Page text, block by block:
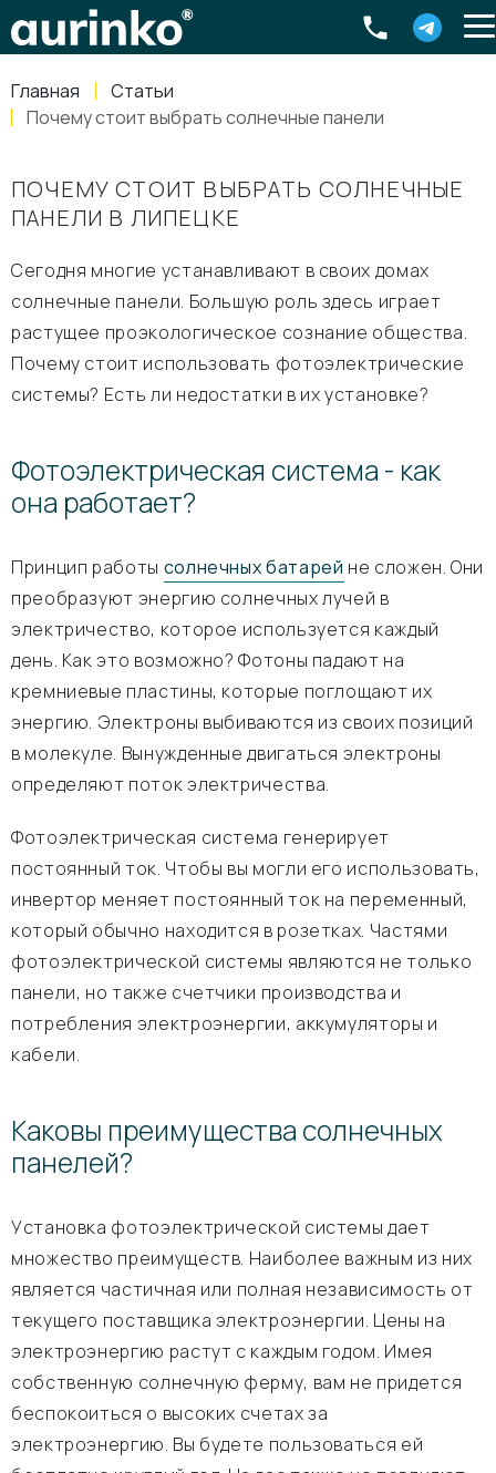
Главная
Статьи
Почему стоит выбрать солнечные панели
ПОЧЕМУ СТОИТ ВЫБРАТЬ СОЛНЕЧНЫЕ
ПАНЕЛИ В ЛИПЕЦКЕ
Сегодня многие устанавливают в своих домах
солнечные панели. Большую роль здесь играет
растущее проэкологическое сознание общества.
Почему стоит использовать фотоэлектрические
системы? Есть ли недостатки в их установке?
Фотоэлектрическая система - как
она работает?
Принцип работы солнечных батарей не сложен. Они
преобразуют энергию солнечных лучей в
электричество, которое используется каждый
день. Как это возможно? Фотоны падают на
кремниевые пластины, которые поглощают их
энергию. Электроны выбиваются из своих позиций
в молекуле. Вынужденные двигаться электроны
определяют поток электричества.
Фотоэлектрическая система генерирует
постоянный ток. Чтобы вы могли его использовать,
инвертор меняет постоянный ток на переменный,
который обычно находится в розетках. Частями
фотоэлектрической системы являются не только
панели, но также счетчики производства и
потребления электроэнергии, аккумуляторы и
кабели.
Каковы преимущества солнечных
панелей?
Установка фотоэлектрической системы дает
множество преимуществ. Наиболее важным из них
является частичная или полная независимость от
текущего поставщика электроэнергии. Цены на
электроэнергию растут с каждым годом. Имея
собственную солнечную ферму, вам не придется
беспокоиться о высоких счетах за
электроэнергию. Вы будете пользоваться ей
Россия, Свердловская область Екатеринбург ,
8-800-770-79-40